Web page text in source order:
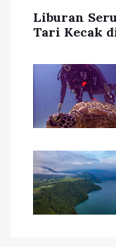
Liburan
Tari Kecak